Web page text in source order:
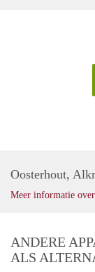
Oosterhout,
Meer informatie
ANDERE
ALS